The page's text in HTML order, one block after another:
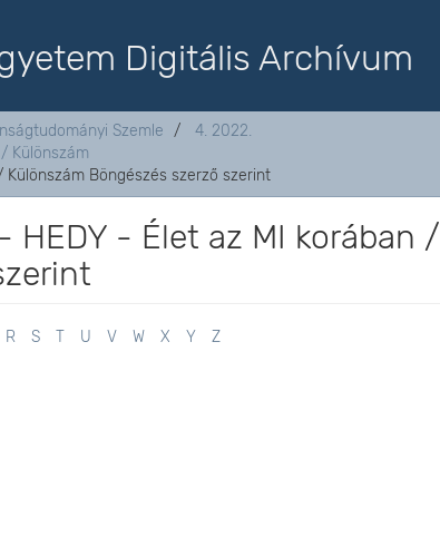
Digitális Archívum
Szemle
4. 2022.
Különszám
Böngészés szerző szerint
HEDY - Élet az MI korában /
R S T U V W X Y Z